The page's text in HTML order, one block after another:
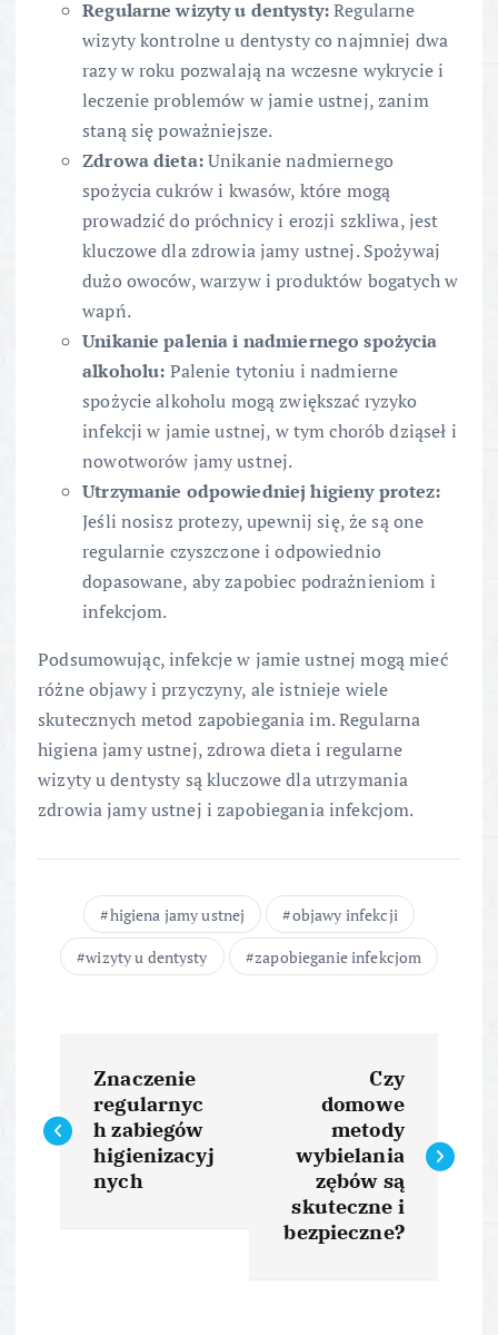
Regularne wizyty u dentysty:Regularne
wizyty kontrolne u dentysty co najmniej dwa
razy w roku pozwalają na wczesne wykrycie i
leczenie problemów w jamie ustnej, zanim
staną się poważniejsze.
Zdrowa dieta:Unikanie nadmiernego
spożycia cukrów i kwasów, które mogą
prowadzić do próchnicy i erozji szkliwa, jest
kluczowe dla zdrowia jamy ustnej. Spożywaj
dużo owoców, warzyw i produktów bogatych w
wapń.
Unikanie palenia i nadmiernego spożycia
alkoholu: Palenie tytoniu i nadmierne
spożycie alkoholu mogą zwiększać ryzyko
infekcji w jamie ustnej, w tym chorób dziąseł i
nowotworów jamy ustnej.
Utrzymanie odpowiedniej higieny protez:
Jeśli nosisz protezy, upewnij się, że są one
regularnie czyszczone i odpowiednio
dopasowane, aby zapobiec podrażnieniom i
infekcjom.
Podsumowując, infekcje w jamie ustnej mogą mieć
różne objawy i przyczyny, ale istnieje wiele
skutecznych metod zapobiegania im. Regularna
higiena jamy ustnej, zdrowa dieta i regularne
wizyty u dentysty są kluczowe dla utrzymania
zdrowia jamy ustnej i zapobiegania infekcjom.
higiena jamy ustnej
objawy infekcji
wizyty u dentysty
zapobieganie infekcjom
a
Znaczenie
regularnyc
h zabiegów
higienizacyj
nych
Czy
domowe
metody
wybielania
zębów są
skuteczne i
bezpieczne?